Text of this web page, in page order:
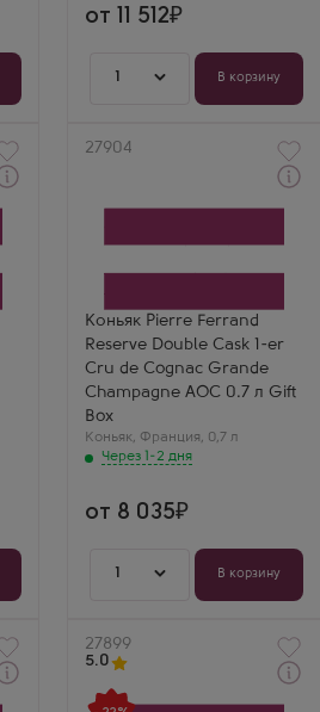
эталон.
от 11 512
1 В корзину
Артикул
27904
Коньяк Pierre Ferrand
Reserve Double Cask 1-er
Cru de Cognac Grande
Champagne AOC 0.7 л Gift
Box
Коньяк, Франция, 0,7 л
Через 1-2 дня
Дабл Каск Премье Крю
Cognac Ferrand
Бренд
Pierre Ferrand
Регион
Гранд Шампань, Коньяк
Выдержка
7 лет
от 8 035
1 В корзину
Артикул
27899
5.0
Через 1-2 дня